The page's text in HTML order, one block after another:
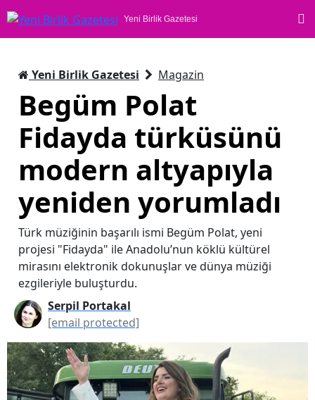
Yeni Birlik Gazetesi
Yeni Birlik Gazetesi Magazin
Begüm Polat
Fidayda türküsünü
modern altyapıyla
yeniden yorumladı
Türk müziğinin başarılı ismi Begüm Polat, yeni
projesi "Fidayda" ile Anadolu’nun köklü kültürel
mirasını elektronik dokunuşlar ve dünya müziği
ezgileriyle buluşturdu.
Serpil Portakal
[email protected]